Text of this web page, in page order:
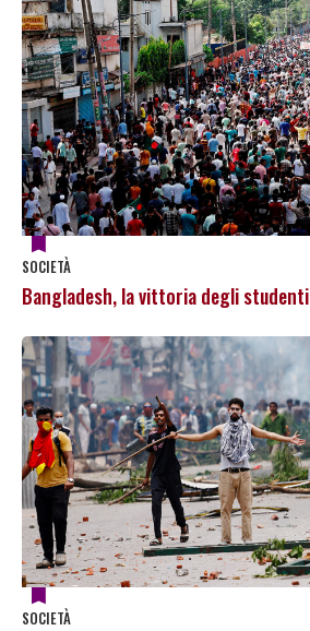
SOCIETÀ
Bangladesh, la vittoria degli studenti
SOCIETÀ